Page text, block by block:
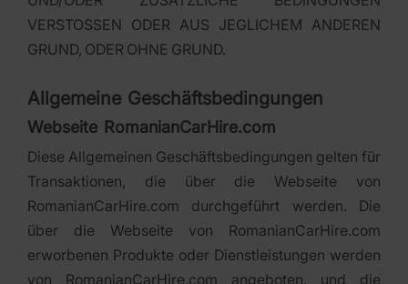
VERSTOSSEN ODER AUS JEGLICHEM ANDEREN
GRUND, ODER OHNE GRUND.
Allgemeine Geschäftsbedingungen
Webseite RomanianCarHire.com
Diese Allgemeinen Geschäftsbedingungen gelten für
Transaktionen, die über die Webseite von
RomanianCarHire.com durchgeführt werden. Die
über die Webseite von RomanianCarHire.com
erworbenen Produkte oder Dienstleistungen werden
von RomanianCarHire.com angeboten, und die